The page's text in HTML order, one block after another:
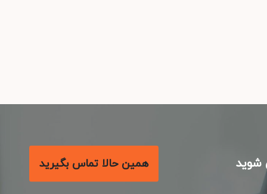
همین حالا تماس بگیرید